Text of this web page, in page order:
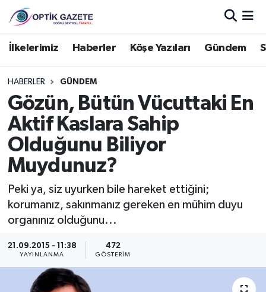
İlkelerimiz Haberler Köşe Yazıları Gündem
HABERLER GÜNDEM
Gözün, Bütün Vücuttaki En
Aktif Kaslara Sahip
Olduğunu Biliyor
Muydunuz?
Peki ya, siz uyurken bile hareket ettiğini;
korumanız, sakınmanız gereken en mühim duyu
organınız olduğunu...
21.09.2015 - 11:38
YAYINLANMA
472
GÖSTERIM
Nöbetçi Eczaneler
Hava Durumu
İstanbul Namaz Vakitleri
Trafik Durumu
Süper Lig Puan Durumu ve Fikstür
Tüm Manşetler
Son Dakika Haberleri
Haber Arşivi